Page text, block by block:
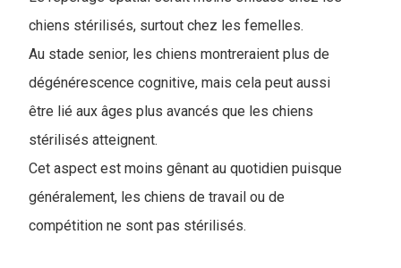
chiens stérilisés, surtout chez les femelles.
Au stade senior, les chiens montreraient plus de
dégénérescence cognitive, mais cela peut aussi
être lié aux âges plus avancés que les chiens
stérilisés atteignent.
Cet aspect est moins gênant au quotidien puisque
généralement, les chiens de travail ou de
compétition ne sont pas stérilisés.